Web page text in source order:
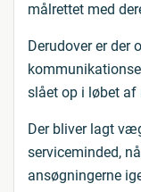
målrettet med
Derudover er der
slået op i løbet af
Der bliver lagt
serviceminded,
ansøgningerne